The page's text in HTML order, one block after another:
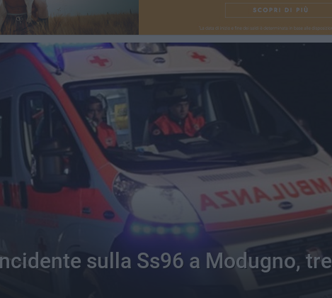
sulla Ss96 a Modugno, tre